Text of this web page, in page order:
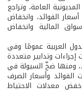
العامة، وتراجع
أسعار الفوائد، وانخفاض
المالية وانخفاض
العربية عمومًا وفي
وتدابير متعددة
ومنها ضخّ السيولة في
وأسعار الصرف
معدلات الاحتياط